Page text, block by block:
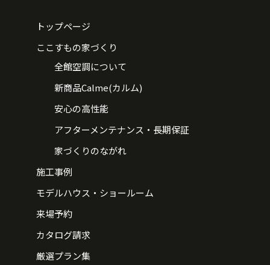
トップページ
ここすもの家づくり
全館空調について
新商品Calme(カルム)
安心の高性能
アフターメンテナンス・長期保証
家づくりのながれ
施工事例
モデルハウス・ショールーム
来場予約
カタログ請求
厳選プラン集